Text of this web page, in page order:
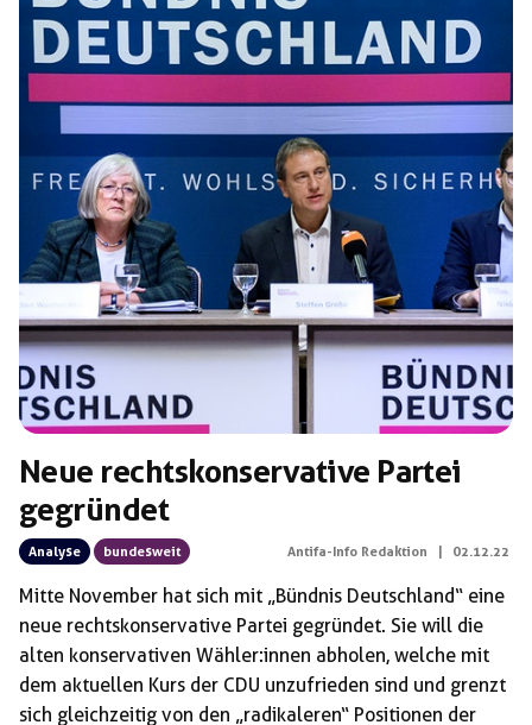
Gruppen:
Regionen:
Schlagwörter:
Parteigründung
Neue rechtskonservative Partei
gegründet
Analyse bundesweit Antifa-Info Redaktion 02.12.22
Mitte November hat sich mit „Bündnis Deutschland“ eine
neue rechtskonservative Partei gegründet. Sie will die
alten konservativen Wähler:innen abholen, welche mit
dem aktuellen Kurs der CDU unzufrieden sind und grenzt
sich gleichzeitig von den „radikaleren“ Positionen der